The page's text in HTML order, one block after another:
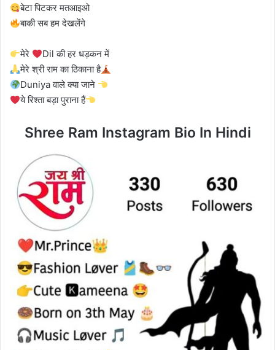
बेटा पिटकर मतआइओ
बाकी सब हम देखलेंगे
मेरे
Dil की हर धड़कन में
मेरे श्री राम का ठिकाना है
Duniya वाले क्या जाने
ये रिश्ता बड़ा पुराना हैं
Shree Ram Instagram Bio In Hindi